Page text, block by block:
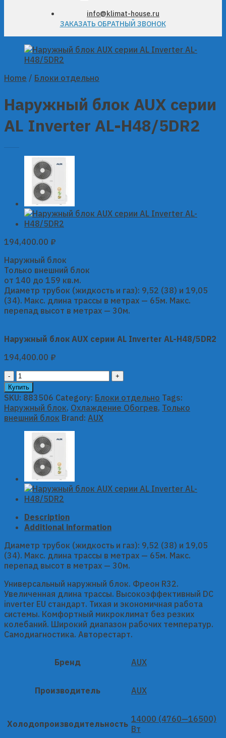
info@klimat-house.ru
ЗАКАЗАТЬ ОБРАТНЫЙ ЗВОНОК
Home / Блоки отдельно
Наружный блок AUX серии
AL Inverter AL-H48/5DR2
194,400.00 ₽
Наружный блок
Только внешний блок
от 140 до 159 кв.м.
Диаметр трубок (жидкость и газ): 9,52 (38) и 19,05
(34). Макс. длина трассы в метрах — 65м. Макс.
перепад высот в метрах — 30м.
Наружный блок AUX серии AL Inverter AL-H48/5DR2
194,400.00 ₽
Наружный
блок
AUX
серии
AL
Inverter
H48/5DR2
quantity
Купить
SKU: 883506 Category: Блоки отдельно Tags:
Наружный блок, Охлаждение Обогрев, Только
внешний блок Brand: AUX
Description
Additional information
Диаметр трубок (жидкость и газ): 9,52 (38) и 19,05
(34). Макс. длина трассы в метрах — 65м. Макс.
перепад высот в метрах — 30м.
Универсальный наружный блок. Фреон R32.
Увеличенная длина трассы. Высокоэффективный DC
inverter ЕU стандарт. Тихая и экономичная работа
системы. Комфортный микроклимат без резких
колебаний. Широкий диапазон рабочих температур.
Самодиагностика. Авторестарт.
Бренд AUX
Производитель AUX
Холодопроизводительность 14000 (4760—16500)
Вт